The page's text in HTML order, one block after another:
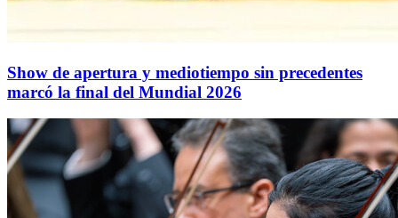
Show de apertura y mediotiempo sin precedentes
marcó la final del Mundial 2026